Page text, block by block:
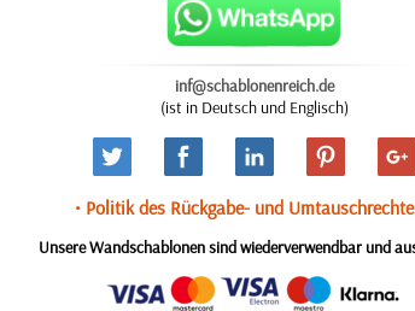
inf@schablonenreich.de
(ist in Deutsch und Englisch)
• Politik des Rückgabe- und
Unsere Wandschablonen sind wiederverwendbar und